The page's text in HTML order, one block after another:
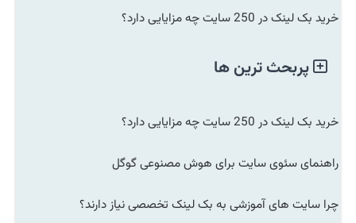
خرید بک لینک در 250 سایت چه مزایایی دارد؟
پربحث ترین ها
خرید بک لینک در 250 سایت چه مزایایی دارد؟
راهنمای سئوی سایت برای هوش مصنوعی گوگل
چرا سایت های آموزشی به بک لینک تخصصی نیاز دارند؟